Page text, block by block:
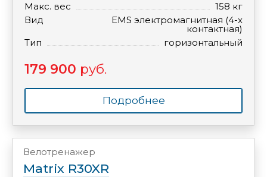
Макс. вес
158 кг
Вид
EMS электромагнитная (4-х
контактная)
Тип
горизонтальный
179 900 руб.
Подробнее
Велотренажер
Matrix R30XR